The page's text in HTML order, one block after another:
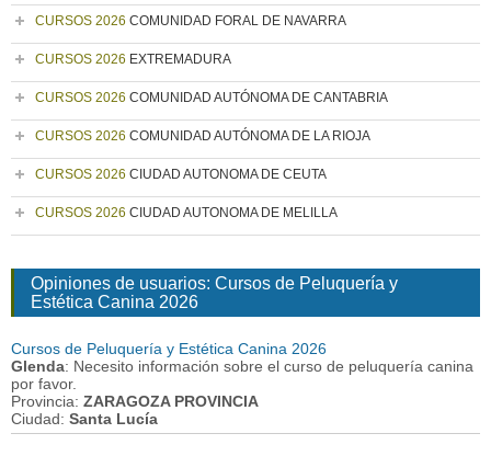
CURSOS 2026 COMUNIDAD FORAL DE NAVARRA
CURSOS 2026 EXTREMADURA
CURSOS 2026 COMUNIDAD AUTÓNOMA DE CANTABRIA
CURSOS 2026 COMUNIDAD AUTÓNOMA DE LA RIOJA
CURSOS 2026 CIUDAD AUTONOMA DE CEUTA
CURSOS 2026 CIUDAD AUTONOMA DE MELILLA
Opiniones de usuarios: Cursos de Peluquería y
Estética Canina 2026
Cursos de Peluquería y Estética Canina 2026
Glenda: Necesito información sobre el curso de peluquería canina
por favor.
Provincia: ZARAGOZA PROVINCIA
Ciudad: Santa Lucía